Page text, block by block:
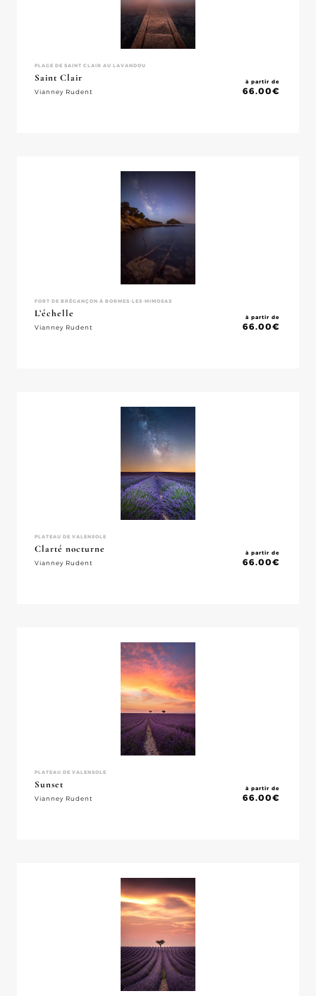
PLAGE DE SAINT CLAIR AU LAVANDOU
Saint Clair
Vianney Rudent
à partir de
66.00€
FORT DE BRÉGANÇON À BORMES-LES-MIMOSAS
L’échelle
Vianney Rudent
à partir de
66.00€
PLATEAU DE VALENSOLE
Clarté nocturne
Vianney Rudent
à partir de
66.00€
PLATEAU DE VALENSOLE
Sunset
Vianney Rudent
à partir de
66.00€